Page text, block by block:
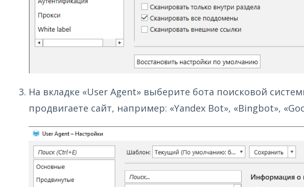
На вкладке «User Agent» выберите бота поисковой
продвигаете сайт, например: «Yandex Bot», «Bingbot»,